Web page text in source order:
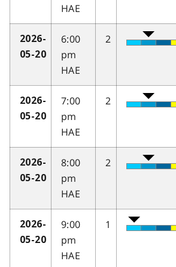
HAE
2026-
05-20
6:00
pm
HAE
2
2026-
05-20
7:00
pm
HAE
2
2026-
05-20
8:00
pm
HAE
2
2026-
05-20
9:00
pm
HAE
1